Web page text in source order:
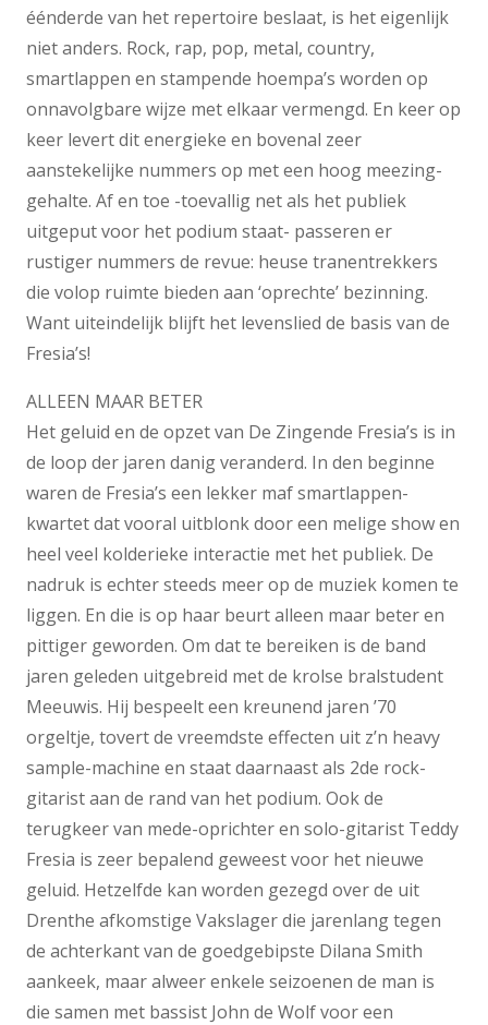
éénderde van het repertoire beslaat, is het eigenlijk
niet anders. Rock, rap, pop, metal, country,
smartlappen en stampende hoempa’s worden op
onnavolgbare wijze met elkaar vermengd. En keer op
keer levert dit energieke en bovenal zeer
aanstekelijke nummers op met een hoog meezing-
gehalte. Af en toe -toevallig net als het publiek
uitgeput voor het podium staat- passeren er
rustiger nummers de revue: heuse tranentrekkers
die volop ruimte bieden aan ‘oprechte’ bezinning.
Want uiteindelijk blijft het levenslied de basis van de
Fresia’s!
ALLEEN MAAR BETER
Het geluid en de opzet van De Zingende Fresia’s is in
de loop der jaren danig veranderd. In den beginne
waren de Fresia’s een lekker maf smartlappen-
kwartet dat vooral uitblonk door een melige show en
heel veel kolderieke interactie met het publiek. De
nadruk is echter steeds meer op de muziek komen te
liggen. En die is op haar beurt alleen maar beter en
pittiger geworden. Om dat te bereiken is de band
jaren geleden uitgebreid met de krolse bralstudent
Meeuwis. Hij bespeelt een kreunend jaren ’70
orgeltje, tovert de vreemdste effecten uit z’n heavy
sample-machine en staat daarnaast als 2de rock-
gitarist aan de rand van het podium. Ook de
terugkeer van mede-oprichter en solo-gitarist Teddy
Fresia is zeer bepalend geweest voor het nieuwe
geluid. Hetzelfde kan worden gezegd over de uit
Drenthe afkomstige Vakslager die jarenlang tegen
de achterkant van de goedgebipste Dilana Smith
aankeek, maar alweer enkele seizoenen de man is
die samen met bassist John de Wolf voor een